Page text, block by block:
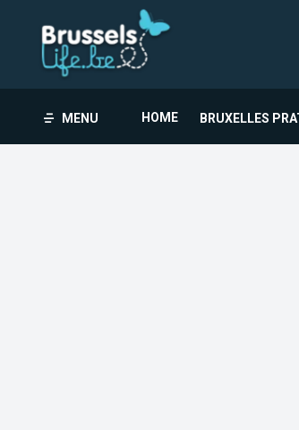
MENU HOME BRUXELLES